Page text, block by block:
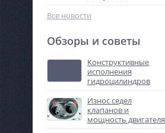
Все новости
Обзоры и советы
Конструктивные
исполнения
гидроцилиндров
Износ седел
клапанов и
мощность двигателя